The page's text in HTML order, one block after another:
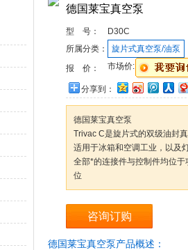
德国莱宝真空泵
型 号：
D30C
所属分类：
旋片式真空泵/油泵
报 价：
市场价:
分享到：
德国莱宝真空泵
Trivac C是旋片式的双级油封
适用于冰箱和空调工业，以及
全部*的连接件与控制件均位
位
咨询订购
德国莱宝真空泵产品概述：